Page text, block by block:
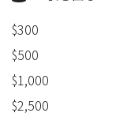
$300
$500
$1,000
$2,500